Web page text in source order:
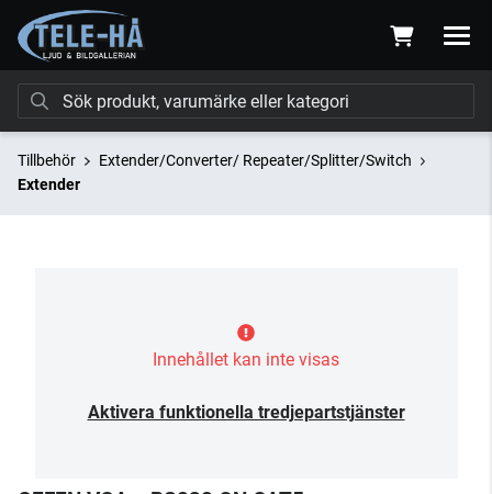
Tillbehör
Extender/Converter/ Repeater/Splitter/Switch
Extender
Innehållet kan inte visas
Aktivera funktionella tredjepartstjänster